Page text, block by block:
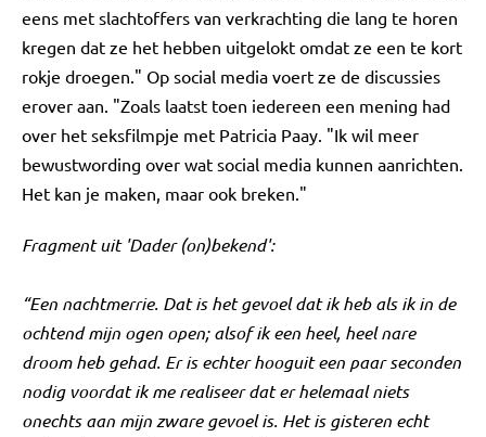
eens met slachtoffers van verkrachting die lang te horen
kregen dat ze het hebben uitgelokt omdat ze een te kort
rokje droegen." Op social media voert ze de discussies
erover aan. "Zoals laatst toen iedereen een mening had
over het seksfilmpje met Patricia Paay. "Ik wil meer
bewustwording over wat social media kunnen aanrichten.
Het kan je maken, maar ook breken."
Fragment uit 'Dader (on)bekend':
“Een nachtmerrie. Dat is het gevoel dat ik heb als ik in de
ochtend mijn ogen open; alsof ik een heel, heel nare
droom heb gehad. Er is echter hooguit een paar seconden
nodig voordat ik me realiseer dat er helemaal niets
onechts aan mijn zware gevoel is. Het is gisteren echt